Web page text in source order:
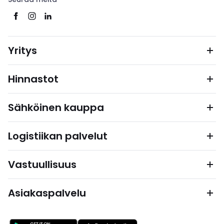
Yritys
Hinnastot
Sähköinen kauppa
Logistiikan palvelut
Vastuullisuus
Asiakaspalvelu